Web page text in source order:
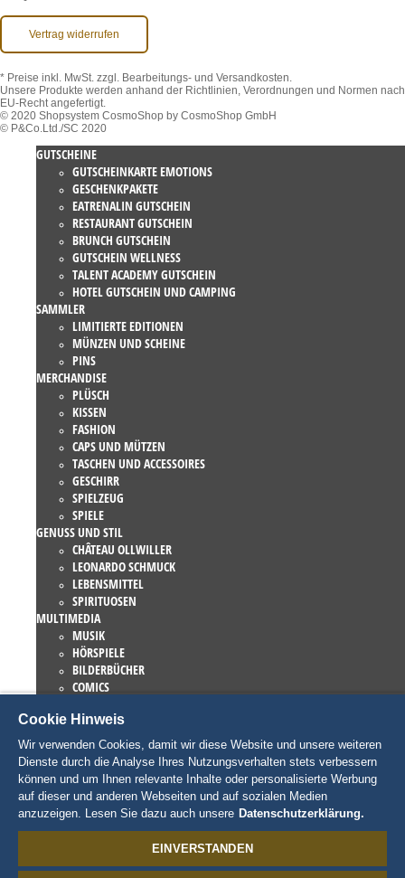
Vertrag widerrufen
* Preise inkl. MwSt. zzgl. Bearbeitungs- und Versandkosten.
Unsere Produkte werden anhand der Richtlinien, Verordnungen und Normen nach
EU-Recht angefertigt.
© 2020 Shopsystem CosmoShop by CosmoShop GmbH
© P&Co.Ltd./SC 2020
GUTSCHEINE
GUTSCHEINKARTE EMOTIONS
GESCHENKPAKETE
EATRENALIN GUTSCHEIN
RESTAURANT GUTSCHEIN
BRUNCH GUTSCHEIN
GUTSCHEIN WELLNESS
TALENT ACADEMY GUTSCHEIN
HOTEL GUTSCHEIN UND CAMPING
SAMMLER
LIMITIERTE EDITIONEN
MÜNZEN UND SCHEINE
PINS
MERCHANDISE
PLÜSCH
KISSEN
FASHION
CAPS UND MÜTZEN
TASCHEN UND ACCESSOIRES
GESCHIRR
SPIELZEUG
SPIELE
GENUSS UND STIL
CHÂTEAU OLLWILLER
LEONARDO SCHMUCK
LEBENSMITTEL
SPIRITUOSEN
MULTIMEDIA
MUSIK
HÖRSPIELE
BILDERBÜCHER
COMICS
EUROPA-PARK BÜCHER
GAMES UND FILME
KOLLEKTIONEN
EUROPA-PARK ATTRAKTIONEN
TRAUMATICA – FESTIVAL OF FEAR
LIEBHABERSTÜCKE
TALENT ACADEMY
Cookie Hinweis
Wir verwenden Cookies, damit wir diese Website und unsere weiteren
Dienste durch die Analyse Ihres Nutzungsverhalten stets verbessern
können und um Ihnen relevante Inhalte oder personalisierte Werbung
auf dieser und anderen Webseiten und auf sozialen Medien
anzuzeigen. Lesen Sie dazu auch unsere Datenschutzerklärung.
EINVERSTANDEN